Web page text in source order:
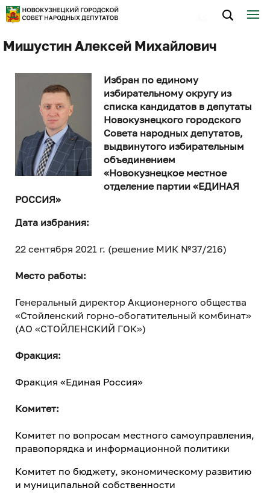
Мишустин Алексей Михайлович
Избран по единому
избирательному округу из
списка кандидатов в депутаты
Новокузнецкого городского
Совета народных депутатов,
выдвинутого избирательным
объединением
«Новокузнецкое местное
отделение партии «ЕДИНАЯ
РОССИЯ»
Дата избрания:
22 сентября 2021 г. (решение МИК №37/216)
Место работы:
Генеральный директор Акционерного общества
«Стойленский горно-обогатительный комбинат»
(АО «СТОЙЛЕНСКИЙ ГОК»)
Фракция:
Фракция «Единая Россия»
Комитет:
Комитет по вопросам местного самоуправления,
правопорядка и информационной политики
Комитет по бюджету, экономическому развитию
и муниципальной собственности